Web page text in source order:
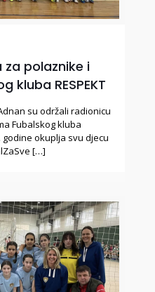
polaznike i
kluba RESPEKT
su održali radionicu
Fubalskog kluba
godine okuplja svu djecu
[…]